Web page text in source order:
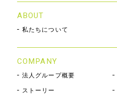
ABOUT
私たちについて
COMPANY
法人グループ概要
ストーリー